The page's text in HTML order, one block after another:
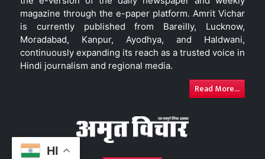
HI
magazine through the e-paper platform. Amrit Vichar
is currently published from Bareilly, Lucknow,
Moradabad, Kanpur, Ayodhya, and Haldwani,
continuously expanding its reach as a trusted voice in
Hindi journalism and regional media.
Read More...